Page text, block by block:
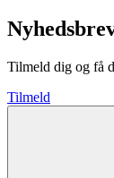
Tilmeld dig og få
Tilmeld